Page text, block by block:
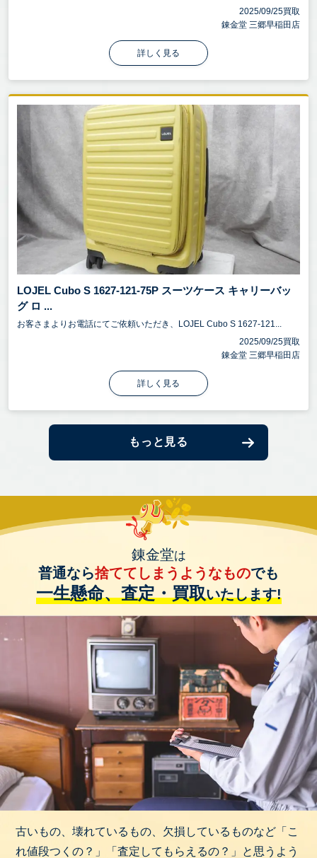
2025/09/25買取
錬金堂 三郷早稲田店
詳しく見る
LOJEL Cubo S 1627-121-75P スーツケース キャリーバッ
グ ロ ...
お客さまよりお電話にてご依頼いただき、LOJEL Cubo S 1627-121...
2025/09/25買取
錬金堂 三郷早稲田店
詳しく見る
もっと見る
錬金堂は
普通なら捨ててしまうようなものでも
一生懸命、査定・買取いたします!
古いもの、壊れているもの、欠損しているものなど「こ
れ値段つくの？」「査定してもらえるの？」と思うよう